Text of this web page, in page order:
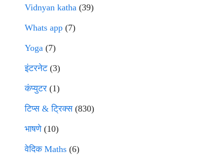
Vidnyan katha (39)
Whats app (7)
Yoga (7)
इंटरनेट(3)
कंप्युटर (1)
टिप्स & ट्रिक्स(830)
भाषणे(10)
वेदिक Maths (6)